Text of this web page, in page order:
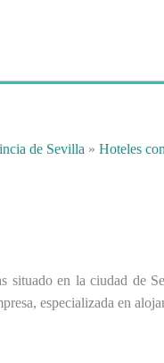
de Sevilla » Hoteles
situado en la ciudad de
especializada en